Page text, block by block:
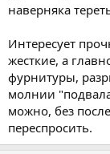
наверняка
Интересует
жесткие, а
фурнитуры,
молнии
можно, без
переспросить.